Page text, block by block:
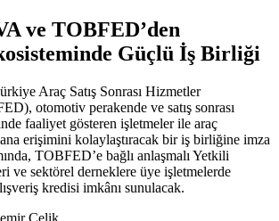
ve TOBFED’den
Güçlü İş Birliği
Araç Satış Sonrası Hizmetler
otomotiv perakende ve satış sonrası
faaliyet gösteren işletmeler ile araç
erişimini kolaylaştıracak bir iş birliğine imza
TOBFED’e bağlı anlaşmalı Yetkili
ve sektörel derneklere üye işletmelerde
kredisi imkânı sunulacak.
Çelik